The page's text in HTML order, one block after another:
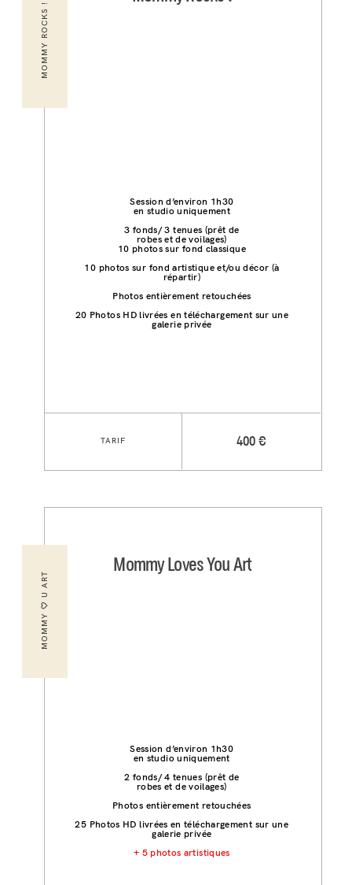
Mommy Loves You Art
MOMMY 🤍 U ART
MOMMY ROCKS !
Session d’environ 1h30
en studio uniquement
3 fonds/ 3 tenues (prêt de
robes et de voilages)
10 photos sur fond classique
10 photos sur fond artistique et/ou décor (à
répartir)
Photos entièrement retouchées
20 Photos HD livrées en téléchargement sur une
galerie privée
Session d’environ 1h30
en studio uniquement
2 fonds/ 4 tenues (prêt de
robes et de voilages)
Photos entièrement retouchées
25 Photos HD livrées en téléchargement sur une
galerie privée
+ 5 photos artistiques
400 €
TARIF